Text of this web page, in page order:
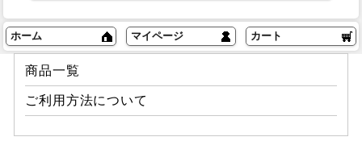
ホーム マイページ カート
商品一覧
ご利用方法について